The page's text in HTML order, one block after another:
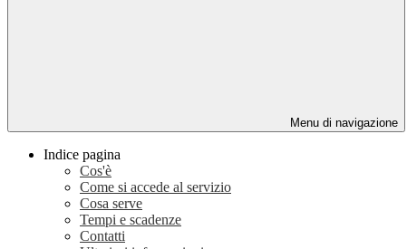
Menu di navigazione
Indice pagina
Cos'è
Come si accede al servizio
Cosa serve
Tempi e scadenze
Contatti